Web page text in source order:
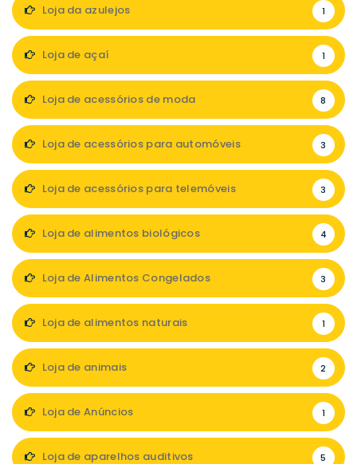
Loja da azulejos 1
Loja de açaí 1
Loja de acessórios de moda 8
Loja de acessórios para automóveis 3
Loja de acessórios para telemóveis 3
Loja de alimentos biológicos 4
Loja de Alimentos Congelados 3
Loja de alimentos naturais 1
Loja de animais 2
Loja de Anúncios 1
Loja de aparelhos auditivos 5